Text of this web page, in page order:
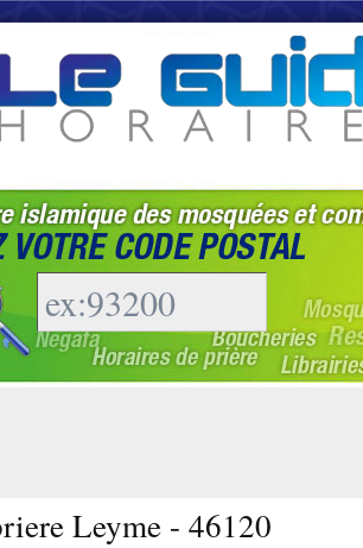
Leyme - 46120